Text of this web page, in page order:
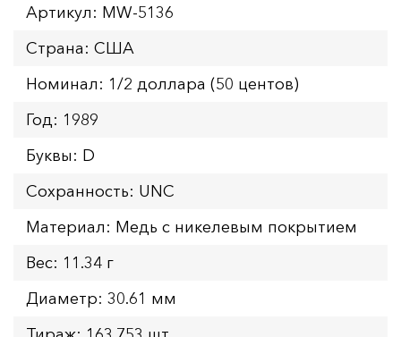
Артикул: MW-5136
Страна: США
Номинал: 1/2 доллара (50 центов)
Год: 1989
Буквы: D
Сохранность: UNC
Материал: Медь с никелевым покрытием
Вес: 11.34 г
Диаметр: 30.61 мм